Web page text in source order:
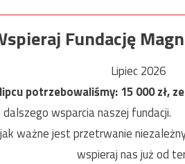
Fundację
Lipiec 2026
potrzebowaliśmy:15 000zł,
wsparcia naszej fundacji.
ważne jest przetrwanie
wspieraj nas już od